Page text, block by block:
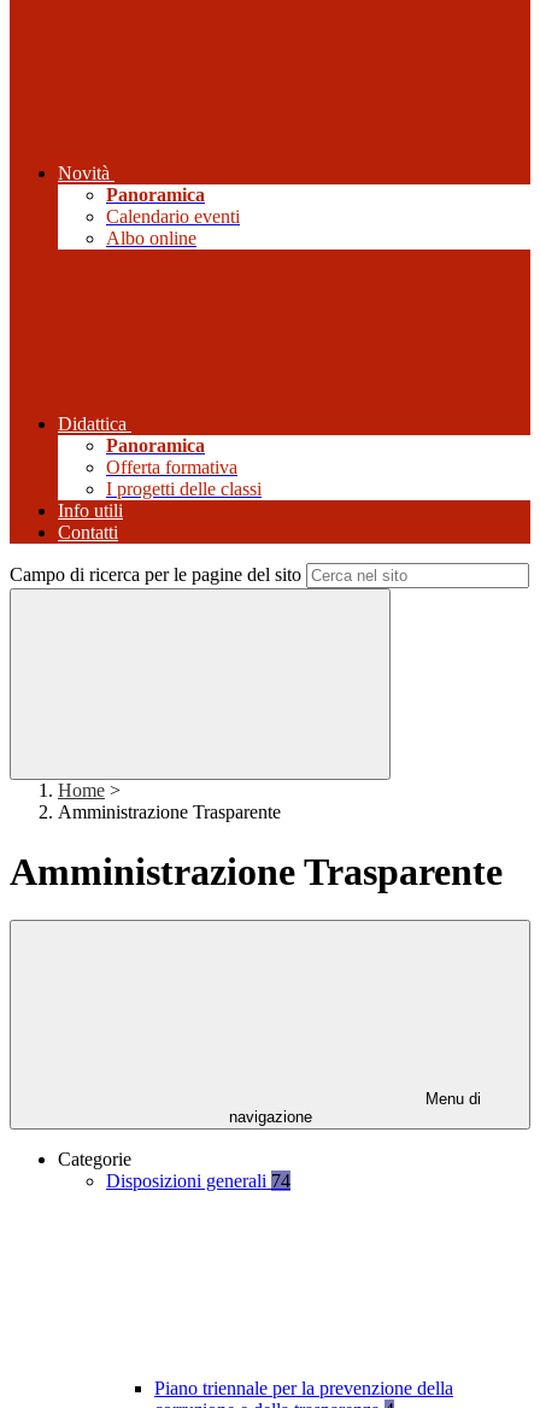
Novità
Panoramica
Calendario eventi
Albo online
Didattica
Panoramica
Offerta formativa
I progetti delle classi
Info utili
Contatti
Campo di ricerca per le pagine del sito
Home >
Amministrazione Trasparente
Amministrazione Trasparente
Menu di
navigazione
Categorie
Disposizioni generali 74
Piano triennale per la prevenzione della